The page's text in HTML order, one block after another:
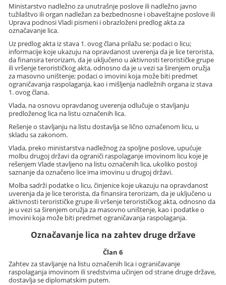
Ministarstvo nadležno za unutrašnje poslove ili nadležno javno
tužilaštvo ili organ nadležan za bezbednosne i obaveštajne poslove ili
Uprava podnosi Vladi pismeni i obrazloženi predlog akta za
označavanje lica.
Uz predlog akta iz stava 1. ovog člana prilažu se: podaci o licu;
informacije koje ukazuju na opravdanost uverenja da je lice terorista,
da finansira terorizam, da je uključeno u aktivnosti terorističke grupe
ili vršenje terorističkog akta, odnosno da je u vezi sa širenjem oružja
za masovno uništenje; podaci o imovini koja može biti predmet
ograničavanja raspolaganja, kao i mišljenja nadležnih organa iz stava
1. ovog člana.
Vlada, na osnovu opravdanog uverenja odlučuje o stavljanju
predloženog lica na listu označenih lica.
Rešenje o stavljanju na listu dostavlja se lično označenom licu, u
skladu sa zakonom.
Vlada, preko ministarstva nadležnog za spoljne poslove, upućuje
molbu drugoj državi da ograniči raspolaganje imovinom licu koje je
rešenjem Vlade stavljeno na listu označenih lica, ukoliko postoji
saznanje da označeno lice ima imovinu u drugoj državi.
Molba sadrži podatke o licu, činjenice koje ukazuju na opravdanost
uverenja da je lice terorista, da finansira terorizam, da je uključeno u
aktivnosti terorističke grupe ili vršenje terorističkog akta, odnosno da
je u vezi sa širenjem oružja za masovno uništenje, kao i podatke o
imovini koja može biti predmet ograničavanja raspolaganja.
Označavanje lica na zahtev druge države
Član 6
Zahtev za stavljanje na listu označenih lica i ograničavanje
raspolaganja imovinom ili sredstvima učinjen od strane druge države,
dostavlja se diplomatskim putem.